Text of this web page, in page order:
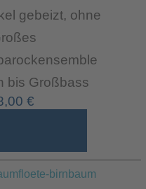
gebeizt, ohne
bis Großbass
€